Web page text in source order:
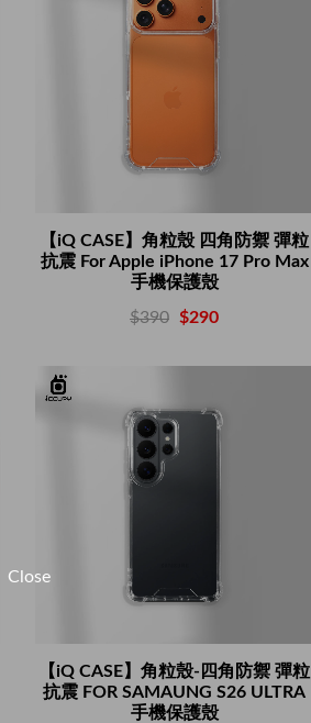
【iQ CASE】角粒殼 四角防禦 彈粒
抗震 For Apple iPhone 17 Pro Max
手機保護殼
$390 $290
【iQ CASE】角粒殼-四角防禦 彈粒
抗震 FOR SAMAUNG S26 ULTRA
手機保護殼
Close